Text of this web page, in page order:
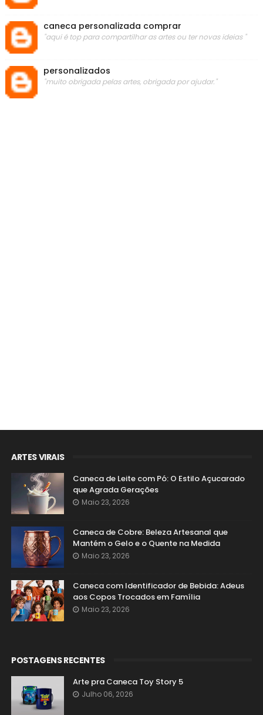
caneca personalizada comprar
"aqui é top para compartilhar as artes ou ter novas ideias "
personalizados
"muito obrigada pelas artes, obrigada por ajudar."
ARTES VIRAIS
Caneca de Leite com Pó: O Estilo Açucarado
que Agrada Gerações
Maio 23, 2026
Caneca de Cobre: Beleza Artesanal que
Mantém o Gelo e o Quente na Medida
Maio 23, 2026
Caneca com Identificador de Bebida: Adeus
aos Copos Trocados em Família
Maio 23, 2026
POSTAGENS RECENTES
Arte pra Caneca Toy Story 5
Julho 06, 2026